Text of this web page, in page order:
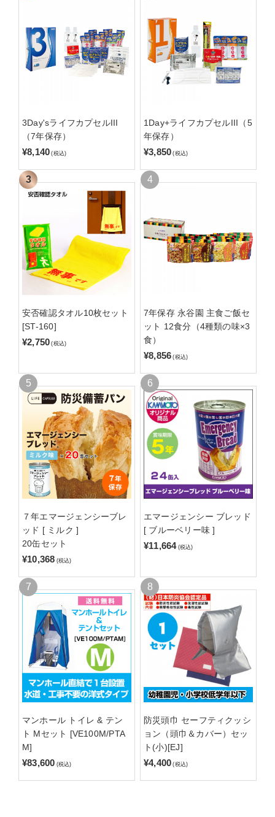
3Day'sライフカプセルIII
（7年保存）
¥8,140 (税込)
1Day+ライフカプセルIII（5
年保存）
¥3,850 (税込)
安否確認タオル10枚セット
[ST-160]
¥2,750 (税込)
7年保存 永谷園 主食ご飯セ
ット 12食分（4種類の味×3
食）
¥8,856 (税込)
７年エマージェンシーブレ
ッド [ ミルク ]
20缶セット
¥10,368 (税込)
エマージェンシー ブレッド
[ ブルーベリー味 ]
¥11,664 (税込)
マンホール トイレ & テン
ト Mセット [VE100M/PTA
M]
¥83,600 (税込)
防災頭巾 セーフティクッシ
ョン（頭巾＆カバー）セッ
ト(小)[EJ]
¥4,400 (税込)